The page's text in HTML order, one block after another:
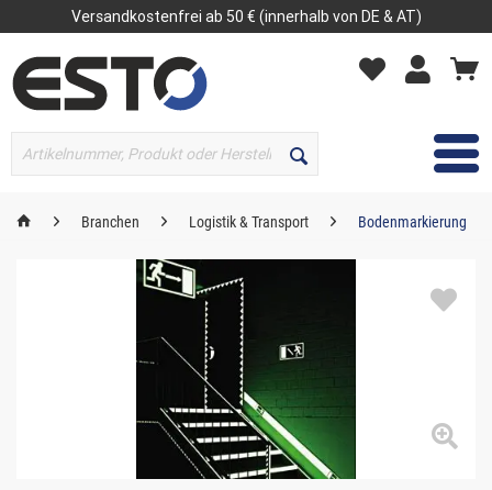
Versandkostenfrei ab 50 € (innerhalb von DE & AT)
MENÜ
Branchen Logistik & Transport Bodenmarkierung